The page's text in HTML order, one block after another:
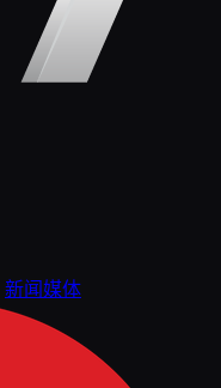
新闻媒体